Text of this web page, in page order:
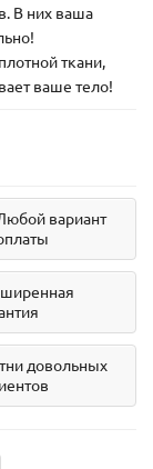
В них ваша
ткани,
ваше тело!
вариант
довольных